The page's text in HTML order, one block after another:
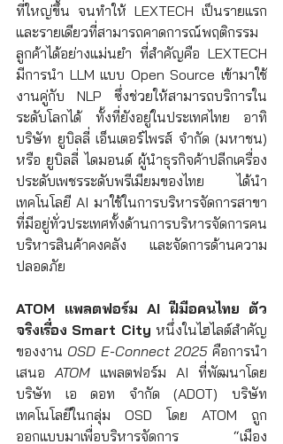
ที่ใหญ่ขึ้น จนทำให้ LEXTECH เป็นรายแรก
และรายเดียวที่สามารถคาดการณ์พฤติกรรม
ลูกค้าได้อย่างแม่นยำ ที่สำคัญคือ LEXTECH
มีการนำ LLM แบบ Open Source เข้ามาใช้
งานคู่กับ NLP ซึ่งช่วยให้สามารถบริการใน
ระดับโลกได้ ทั้งที่ยังอยู่ในประเทศไทย อาทิ
บริษัท ยูบิลลี่ เอ็นเตอร์ไพรส์ จำกัด (มหาชน)
หรือ ยูบิลลี่ ไดมอนด์ ผู้นำธุรกิจค้าปลีกเครื่อง
ประดับเพชรระดับพรีเมียมของไทย ได้นำ
เทคโนโลยี AI มาใช้ในการบริหารจัดการสาขา
ที่มีอยู่ทั่วประเทศทั้งด้านการบริหารจัดการคน
บริหารสินค้าคงคลัง และจัดการด้านความ
ปลอดภัย
ATOM แพลตฟอร์ม AI ฝีมือคนไทย ตัว
จริงเรื่อง Smart City หนึ่งในไฮไลต์สำคัญ
ของงาน OSD E-Connect 2025 คือการนำ
เสนอ ATOM แพลตฟอร์ม AI ที่พัฒนาโดย
บริษัท เอ ดอท จำกัด (ADOT) บริษัท
เทคโนโลยีในกลุ่ม OSD โดย ATOM ถูก
ออกแบบมาเพื่อบริหารจัดการ “เมือง